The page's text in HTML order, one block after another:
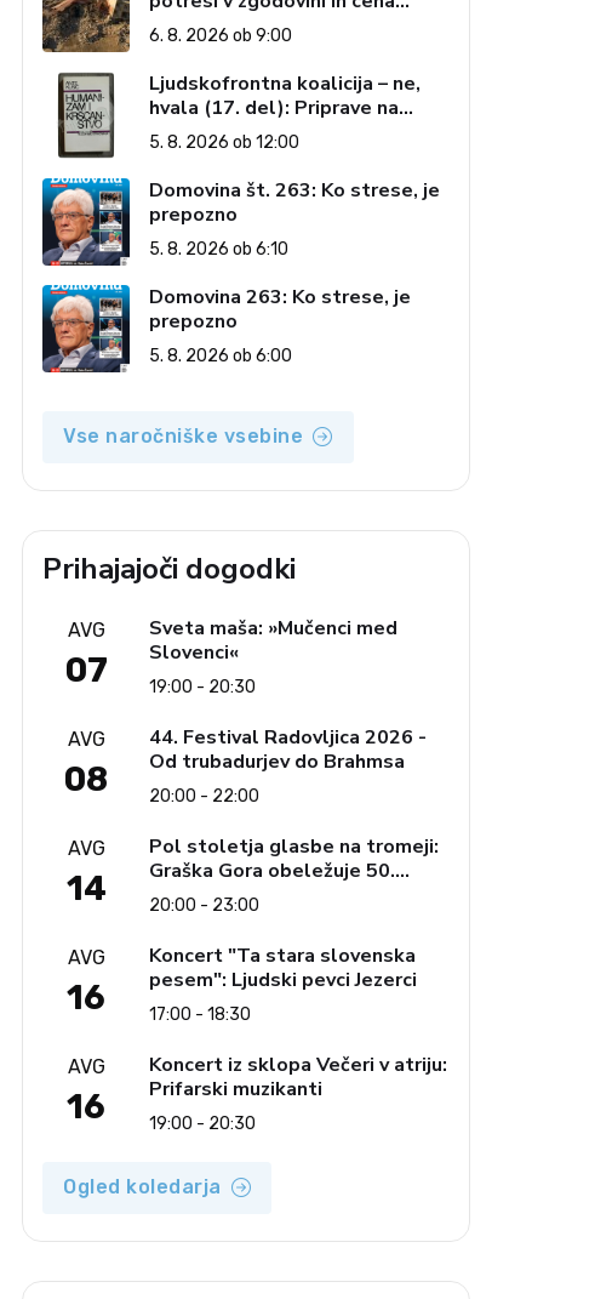
pozabe
6. 8. 2026 ob 9:00
Ljudskofrontna koalicija – ne,
hvala (17. del): Priprave na
sestop z oblasti – dvorska
opozicija 6: Gramsci na delu:
Revija 2000 in revolucionarna
izvotlitev krščanstva
5. 8. 2026 ob 12:00
Domovina št. 263: Ko strese, je
prepozno
5. 8. 2026 ob 6:10
Domovina 263: Ko strese, je
prepozno
5. 8. 2026 ob 6:00
Vse naročniške vsebine
Prihajajoči dogodki
AVG
07
Sveta maša: »Mučenci med
Slovenci«
19:00 - 20:30
AVG
08
44. Festival Radovljica 2026 -
Od trubadurjev do Brahmsa
20:00 - 22:00
AVG
14
Pol stoletja glasbe na tromeji:
Graška Gora obeležuje 50.
jubilejni festival narodno-
zabavne glasbe
20:00 - 23:00
AVG
16
Koncert "Ta stara slovenska
pesem": Ljudski pevci Jezerci
17:00 - 18:30
AVG
16
Koncert iz sklopa Večeri v atriju:
Prifarski muzikanti
19:00 - 20:30
Ogled koledarja